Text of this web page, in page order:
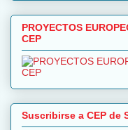
PROYECTOS
CEP
Suscribirse a CEP de